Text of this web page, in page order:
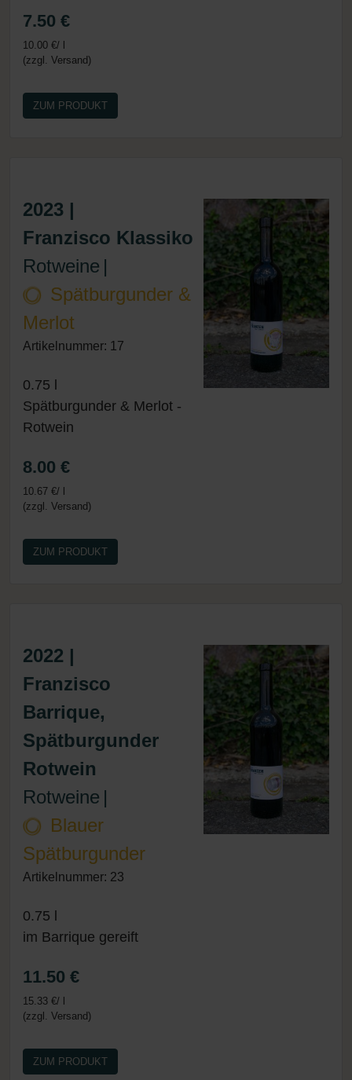
7.50 €
10.00 €/ l
(zzgl. Versand)
ZUM PRODUKT
2023 |
Franzisco Klassiko
Rotweine |
Spätburgunder &
Merlot
Artikelnummer: 17
0.75 l
Spätburgunder & Merlot -
Rotwein
8.00 €
10.67 €/ l
(zzgl. Versand)
ZUM PRODUKT
2022 |
Franzisco
Barrique,
Spätburgunder
Rotwein
Rotweine |
Blauer
Spätburgunder
Artikelnummer: 23
0.75 l
im Barrique gereift
11.50 €
15.33 €/ l
(zzgl. Versand)
ZUM PRODUKT